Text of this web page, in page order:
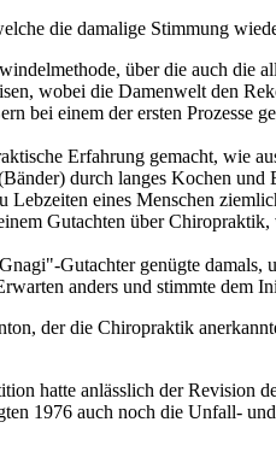
die damalige Stimmung
über die auch die
wobei die Damenwelt den
bei einem der ersten Prozesse
Erfahrung gemacht, wie
durch langes Kochen
eines Menschen
Gutachten über
Gutachter genügte
anders und stimmte dem
der die Chiropraktik
hatte anlässlich der
1976 auch noch die Unfall-